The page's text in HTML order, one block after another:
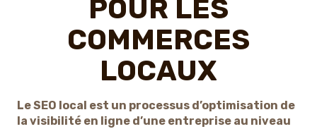
POUR LES
COMMERCES
LOCAUX
Le SEO local est un processus d’optimisation de
la visibilité en ligne d’une entreprise au niveau